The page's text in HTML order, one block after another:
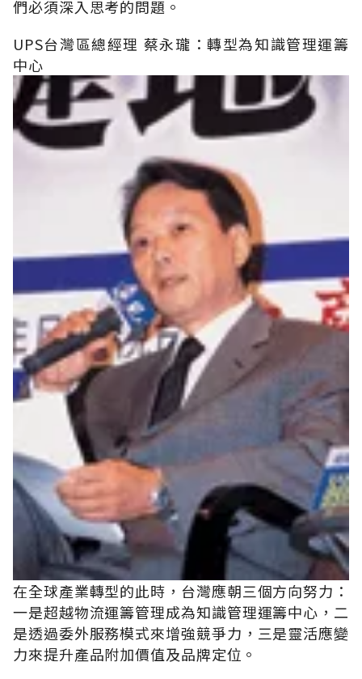
們必須深入思考的問題。
UPS台灣區總經理 蔡永瓏：轉型為知識管理運籌
中心
在全球產業轉型的此時，台灣應朝三個方向努力：
一是超越物流運籌管理成為知識管理運籌中心，二
是透過委外服務模式來增強競爭力，三是靈活應變
力來提升產品附加價值及品牌定位。